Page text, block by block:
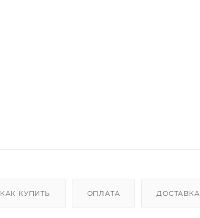
КАК КУПИТЬ ОПЛАТА ДОСТАВКА